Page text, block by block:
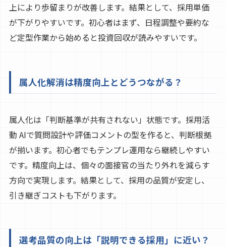
上により歩留まりが改善します。結果として、採用単価
が下がりやすいです。初心者はまず、日程調整や要約な
ど定型作業から始めると投資回収が読みやすいです。
属人化解消は精度向上とどうつながる？
属人化は「判断基準が共有されない」状態です。採用活
動 AIで質問設計や評価コメントの型を作ると、判断根拠
が揃います。初心者でもテンプレ運用なら継続しやすい
です。精度向上は、個々の面接官の当たり外れを減らす
方向で実現します。結果として、採用の品質が安定し、
引き継ぎコストも下がります。
選考品質の向上は「説明できる採用」に近い？